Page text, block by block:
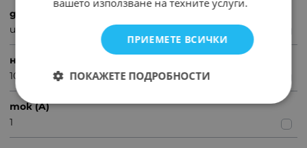
диод тип
изправителни
напрежение (V)
1000
ток (A)
1
ПРИЕМЕТЕ ВСИЧКИ
ПОКАЖЕТЕ ПОДРОБНОСТИ